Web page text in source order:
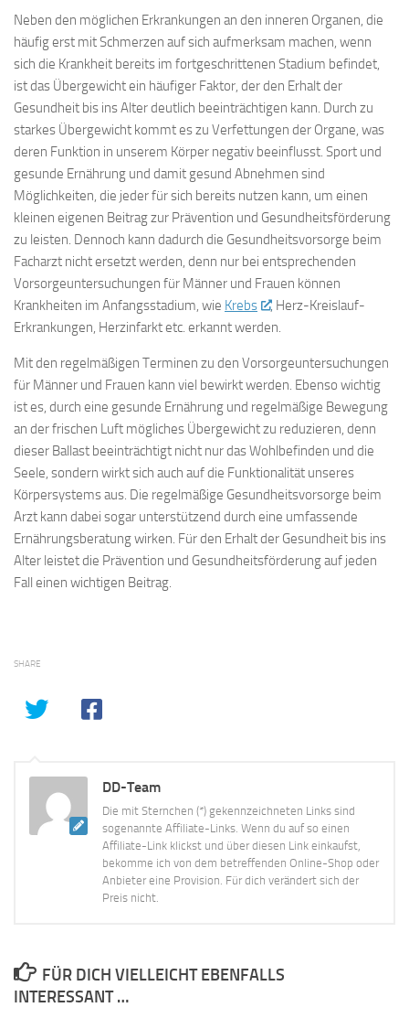
Neben den möglichen Erkrankungen an den inneren Organen, die
häufig erst mit Schmerzen auf sich aufmerksam machen, wenn
sich die Krankheit bereits im fortgeschrittenen Stadium befindet,
ist das Übergewicht ein häufiger Faktor, der den Erhalt der
Gesundheit bis ins Alter deutlich beeinträchtigen kann. Durch zu
starkes Übergewicht kommt es zu Verfettungen der Organe, was
deren Funktion in unserem Körper negativ beeinflusst. Sport und
gesunde Ernährung und damit gesund Abnehmen sind
Möglichkeiten, die jeder für sich bereits nutzen kann, um einen
kleinen eigenen Beitrag zur Prävention und Gesundheitsförderung
zu leisten. Dennoch kann dadurch die Gesundheitsvorsorge beim
Facharzt nicht ersetzt werden, denn nur bei entsprechenden
Vorsorgeuntersuchungen für Männer und Frauen können
Krankheiten im Anfangsstadium, wie Krebs
, Herz-Kreislauf-
Erkrankungen, Herzinfarkt etc. erkannt werden.
Mit den regelmäßigen Terminen zu den Vorsorgeuntersuchungen
für Männer und Frauen kann viel bewirkt werden. Ebenso wichtig
ist es, durch eine gesunde Ernährung und regelmäßige Bewegung
an der frischen Luft mögliches Übergewicht zu reduzieren, denn
dieser Ballast beeinträchtigt nicht nur das Wohlbefinden und die
Seele, sondern wirkt sich auch auf die Funktionalität unseres
Körpersystems aus. Die regelmäßige Gesundheitsvorsorge beim
Arzt kann dabei sogar unterstützend durch eine umfassende
Ernährungsberatung wirken. Für den Erhalt der Gesundheit bis ins
Alter leistet die Prävention und Gesundheitsförderung auf jeden
Fall einen wichtigen Beitrag.
SHARE
DD-Team
Die mit Sternchen (*) gekennzeichneten Links sind
sogenannte Affiliate-Links. Wenn du auf so einen
Affiliate-Link klickst und über diesen Link einkaufst,
bekomme ich von dem betreffenden Online-Shop oder
Anbieter eine Provision. Für dich verändert sich der
Preis nicht.
FÜR DICH VIELLEICHT EBENFALLS
INTERESSANT …